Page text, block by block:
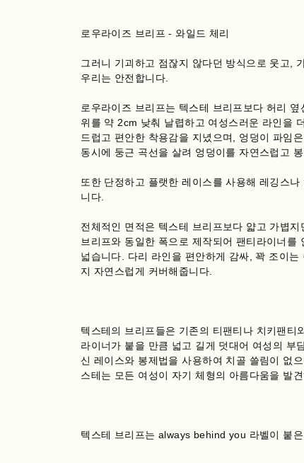
로우라이즈 브리프 - 와일드 체리
그러니 기괴하고 점잖지 않다던 방식으로 웃고,
우리는 안전합니다.
로우라이즈 브리프는 텍스테 브리프보다 허리
위를 약 2cm 낮춰 날렵하고 여성스러운 라인을
드럽고 편안한 착용감을 지녔으며, 엉덩이 파임
동시에 둥근 곡선을 살려 엉덩이를 자연스럽고
또한 단정하고 플랫한 레이스를 사용해 레깅스
니다.
전체적인 면적은 텍스테 브리프보다 얇고 가볍
브리프와 동일한 폭으로 제작되어 팬티라이너를
넓습니다. 다리 라인을 편안하게 감싸, 꽉 조이
지 자연스럽게 커버해줍니다.
텍스테의 브리프들은 기존의 티팬티나 치키팬티
라이너가 붙을 만큼 넓고 길게 덧대어 여성의 부
신 레이스와 봉제법을 사용하여 치골 쓸림이 없
스테는 모든 여성이 자기 체형의 아름다움을 발
텍스테 브리프는 always behind you 라벨이 붙